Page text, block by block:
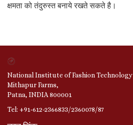
क्षमता को तंदुरुस्त बनाये रखते सकते है।
National Institute of Fashion Technology
Mithapur Farms,
Patna, INDIA 800001
Tel: +91-612-2366833/2360078/87